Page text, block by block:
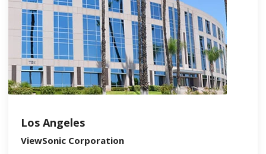
Los Angeles
ViewSonic Corporation